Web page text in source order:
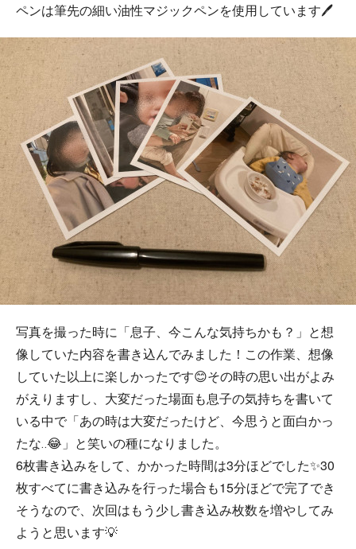
ペンは筆先の細い油性マジックペンを使用しています🖊
写真を撮った時に「息子、今こんな気持ちかも？」と想
像していた内容を書き込んでみました！この作業、想像
していた以上に楽しかったです😊その時の思い出がよみ
がえりますし、大変だった場面も息子の気持ちを書いて
いる中で「あの時は大変だったけど、今思うと面白かっ
たな‥😂」と笑いの種になりました。
6枚書き込みをして、かかった時間は3分ほどでした✨30
枚すべてに書き込みを行った場合も15分ほどで完了でき
そうなので、次回はもう少し書き込み枚数を増やしてみ
ようと思います💡